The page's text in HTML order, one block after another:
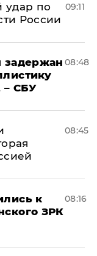
удар по
России
09:11
задержан
– СБУ
08:48
08:45
к
ЗРК
08:16